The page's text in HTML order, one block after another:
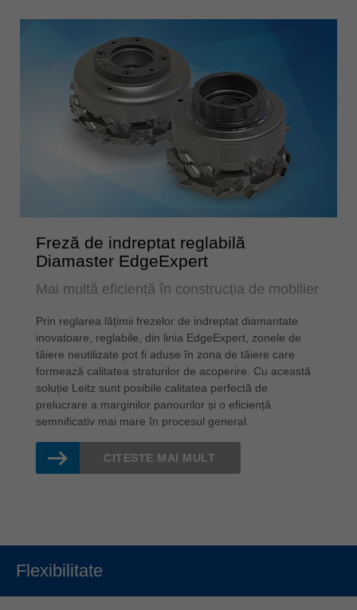
Freză de indreptat reglabilă
Diamaster EdgeExpert
Mai multă eficiență în construcția de mobilier
Prin reglarea lățimii frezelor de indreptat diamantate
inovatoare, reglabile, din linia EdgeExpert, zonele de
tăiere neutilizate pot fi aduse în zona de tăiere care
formează calitatea straturilor de acoperire. Cu această
soluție Leitz sunt posibile calitatea perfectă de
prelucrare a marginilor panourilor și o eficiență
semnificativ mai mare în procesul general.
CITESTE MAI MULT
Flexibilitate